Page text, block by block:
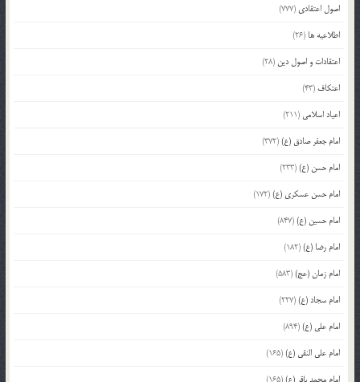
اصول اعتقادی (777)
اطلاعیه ها (26)
اعتقادات و اصول دین (28)
اعتکاف (43)
اعیاد اسلامی (211)
امام جعفر صادق (ع)(372)
امام حسن (ع)(233)
امام حسن عسکری (ع)(172)
امام حسین (ع)(847)
امام رضا (ع)(182)
امام زمان (عج)(583)
امام سجاد (ع)(227)
امام علی (ع)(894)
امام علی النقی (ع)(165)